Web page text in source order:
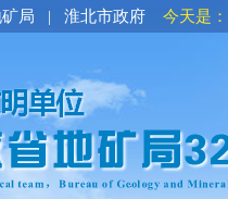
局 | 淮北市政府 今天是：